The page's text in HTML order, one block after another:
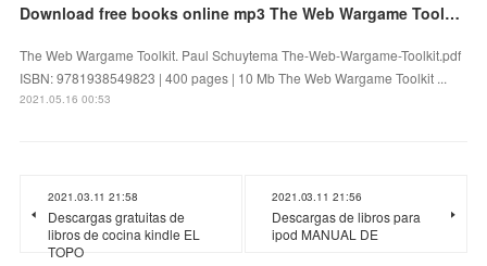
Download free books online mp3 The Web Wargame Toolkit English version 9781938549823 PDB PDF
The Web Wargame Toolkit. Paul Schuytema The-Web-Wargame-Toolkit.pdf
ISBN: 9781938549823 | 400 pages | 10 Mb The Web Wargame Toolkit ...
2021.05.16 00:53
2021.03.11 21:58
Descargas gratuitas de
libros de cocina kindle EL
TOPO
2021.03.11 21:56
Descargas de libros para
ipod MANUAL DE